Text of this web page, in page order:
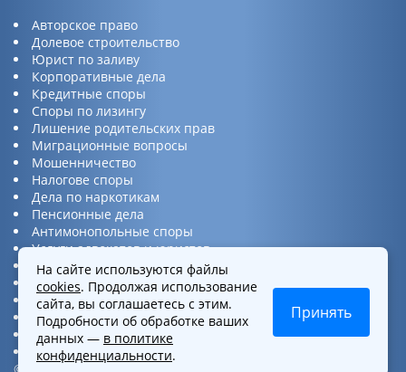
Авторское право
Долевое строительство
Юрист по заливу
Корпоративные дела
Кредитные споры
Споры по лизингу
Лишение родительских прав
Миграционные вопросы
Мошенничество
Налогове споры
Дела по наркотикам
Пенсионные дела
Антимонопольные споры
Услуги адвокатов и юристов
Юридическая консультация
Споры по ДТП
Защита прав потребителей
Услуги по бизнес вопросам
Интеллектуальная собственность
Представительство в суде
На сайте используются файлы
cookies. Продолжая использование
сайта, вы соглашаетесь с этим.
Подробности об обработке ваших
данных — в политике
конфиденциальности.
Принять